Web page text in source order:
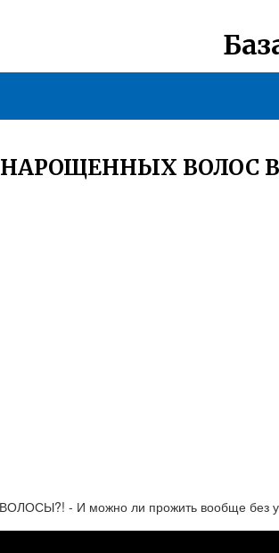
НАРОЩЕННЫХ ВОЛОС
- И можно ли прожить вообще без